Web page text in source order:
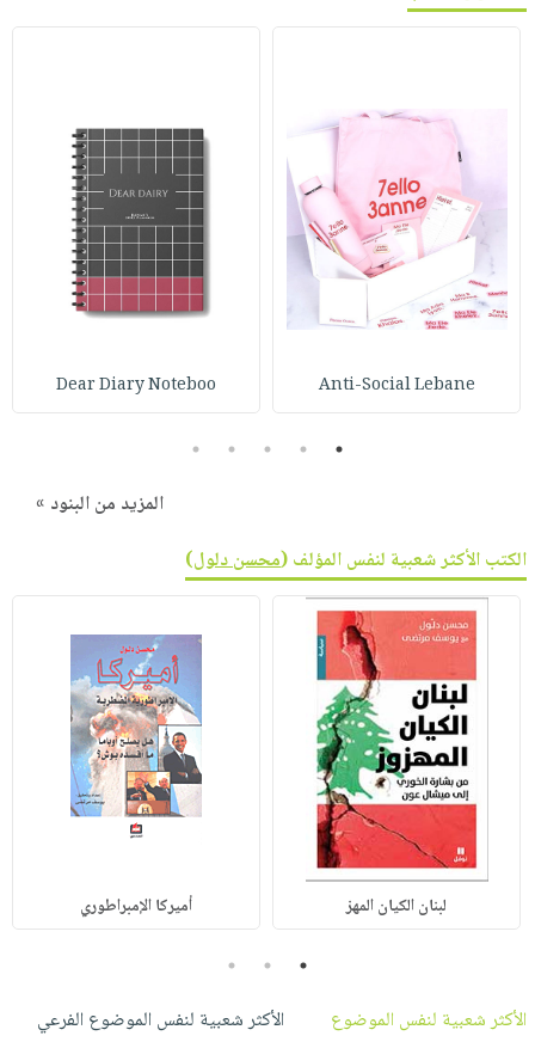
Anti-Social Lebane
Dear Diary Noteboo
1
2
3
4
5
المزيد من البنود »
الكتب الأكثر شعبية لنفس المؤلف (محسن دلول)
لبنان الكيان المهز أميركا الإمبراطوري
1
2
3
الأكثر شعبية لنفس الموضوع
الأكثر شعبية لنفس الموضوع الفرعي